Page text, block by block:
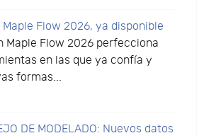
Maple Flow 2026, ya disponible
Maple Flow 2026 perfecciona
en las que ya confía y
formas...
DE MODELADO: Nuevos datos